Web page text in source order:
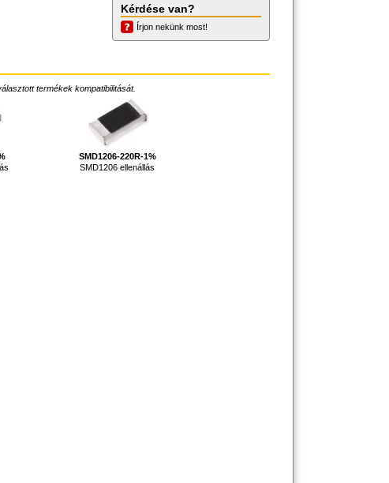
Kérdése van?
Írjon nekünk most!
termékek kompatibilitását.
SMD1206-220R-1%
SMD1206 ellenállás